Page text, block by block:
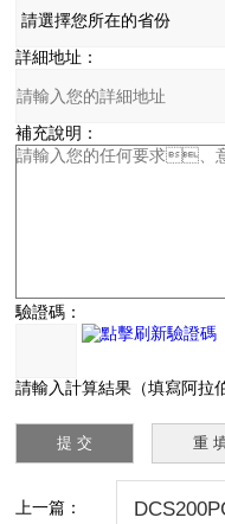
詳細地址：
補充說明：
驗證碼：
請輸入計算結果（填寫阿拉伯
上一篇：